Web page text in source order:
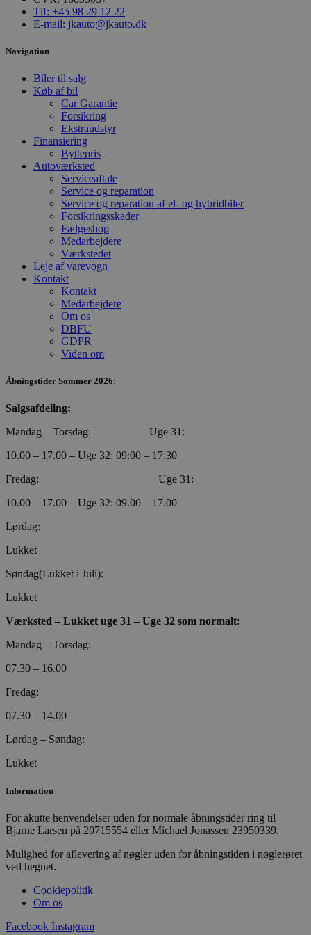
Tlf: +45 98 29 12 22
E-mail: jkauto@jkauto.dk
Navigation
Biler til salg
Køb af bil
Car Garantie
Forsikring
Ekstraudstyr
Finansiering
Byttepris
Autoværksted
Serviceaftale
Service og reparation
Service og reparation af el- og hybridbiler
Forsikringsskader
Fælgeshop
Medarbejdere
Værkstedet
Leje af varevogn
Kontakt
Kontakt
Medarbejdere
Om os
DBFU
GDPR
Viden om
Åbningstider Sommer 2026:
Salgsafdeling:
Mandag – Torsdag: Uge 31:
10.00 – 17.00 – Uge 32: 09:00 – 17.30
Fredag: Uge 31:
10.00 – 17.00 – Uge 32: 09.00 – 17.00
Lørdag:
Lukket
Søndag(Lukket i Juli):
Lukket
Værksted – Lukket uge 31 – Uge 32 som normalt:
Mandag – Torsdag:
07.30 – 16.00
Fredag:
07.30 – 14.00
Lørdag – Søndag:
Lukket
Information
For akutte henvendelser uden for normale åbningstider ring til
Bjarne Larsen på 20715554 eller Michael Jonassen 23950339.
Mulighed for aflevering af nøgler uden for åbningstiden i nøglerøret
ved hegnet.
Cookiepolitik
Om os
Facebook Instagram
Navn
pys_start_session .poullarsenas.dk
VISITOR_PRIVACY_METADATA
PHPSESSID